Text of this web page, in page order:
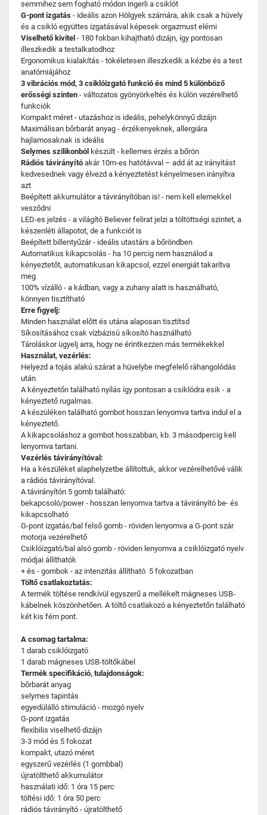
semmihez sem fogható módon ingerli a csiklót
G-pont izgatás - ideális azon Hölgyek számára, akik csak a hüvely
és a csikló együttes izgatásával képesek orgazmust elérni
Viselhető kivitel - 180 fokban kihajtható dizájn, így pontosan
illeszkedik a testalkatodhoz
Ergonomikus kialakítás - tökéletesen illeszkedik a kézbe és a test
anatómiájához
3 vibrációs mód, 3 csiklóizgató funkció és mind 5 különböző
erősségi szinten - változatos gyönyörkeltés és külön vezérelhető
funkciók
Kompakt méret - utazáshoz is ideális, pehelykönnyű dizájn
Maximálisan bőrbarát anyag - érzékenyeknek, allergiára
hajlamosaknak is ideális
Selymes szilikonból készült - kellemes érzés a bőrön
Rádiós távirányító akár 10m-es hatótávval – add át az irányítást
kedvesednek vagy élvezd a kényeztetést kényelmesen irányítva
azt
Beépített akkumulátor a távirányítóban is! - nem kell elemekkel
vesződni
LED-es jelzés - a világító Believer felirat jelzi a töltöttségi szintet, a
készenléti állapotot, de a funkciót is
Beépített billentyűzár - ideális utastárs a bőröndben
Automatikus kikapcsolás - ha 10 percig nem használod a
kényeztetőt, automatikusan kikapcsol, ezzel energiát takarítva
meg
100% vízálló - a kádban, vagy a zuhany alatt is használható,
könnyen tisztítható
Erre figyelj:
Minden használat előtt és utána alaposan tisztítsd
Síkosításához csak vízbázisú síkosító használható
Tároláskor ügyelj arra, hogy ne érintkezzen más termékekkel
Használat, vezérlés:
Helyezd a tojás alakú szárat a hüvelybe megfelelő ráhangolódás
után.
A kényeztetőn található nyílás így pontosan a csiklódra esik - a
kényeztető rugalmas.
A készüléken található gombot hosszan lenyomva tartva indul el a
kényeztető.
A kikapcsoláshoz a gombot hosszabban, kb. 3 másodpercig kell
lenyomva tartani.
Vezérlés távirányítóval:
Ha a készüléket alaphelyzetbe állítottuk, akkor vezérelhetővé válik
a rádiós távirányítóval.
A távirányítón 5 gomb található:
bekapcsoló/power - hosszan lenyomva tartva a távirányító be- és
kikapcsolható
G-pont izgatás/bal felső gomb - röviden lenyomva a G-pont szár
motorja vezérelhető
Csiklóizgató/bal alsó gomb - röviden lenyomva a csiklóizgató nyelv
módjai állíthatók
+ és - gombok - az intenzitás állítható 5 fokozatban
Töltő csatlakoztatás:
A termék töltése rendkívül egyszerű a mellékelt mágneses USB-
kábelnek köszönhetően. A töltő csatlakozó a kényeztetőn található
két kis fém pont.
A csomag tartalma:
1 darab csiklóizgató
1 darab mágneses USB-töltőkábel
Termék specifikáció, tulajdonságok:
bőrbarát anyag
selymes tapintás
egyedülálló stimuláció - mozgó nyelv
G-pont izgatás
flexibilis viselhető dizájn
3-3 mód és 5 fokozat
kompakt, utazó méret
egyszerű vezérlés (1 gombbal)
újratölthető akkumulátor
használati idő: 1 óra 15 perc
töltési idő: 1 óra 50 perc
rádiós távirányító - újratölthető